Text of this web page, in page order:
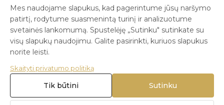
GIA
Certified
ISO 9001
100%
Authentic
© 2026 Blizga.lt. Visos teisės saugomos. |Privatumo politika|
Mes naudojame slapukus, kad pagerintume jūsų naršymo
patirtį, rodytume suasmenintą turinį ir analizuotume
svetainės lankomumą. Spustelėję „Sutinku" sutinkate su
visų slapukų naudojimu. Galite pasirinkti, kuriuos slapukus
norite leisti.
Skaityti privatumo politiką
Tik būtini Sutinku